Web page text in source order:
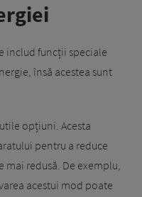
includ funcții speciale
însă acestea sunt
opțiuni. Acesta
pentru a reduce
redusă. De exemplu,
acestui mod poate